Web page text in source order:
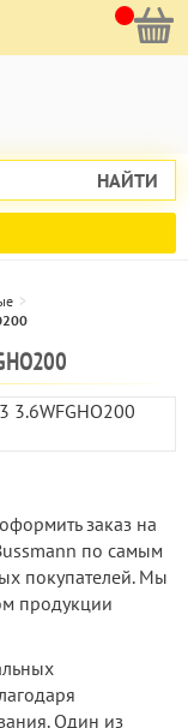
НАЙТИ
заказ на
по самым
покупателей. Мы
продукции
Один из